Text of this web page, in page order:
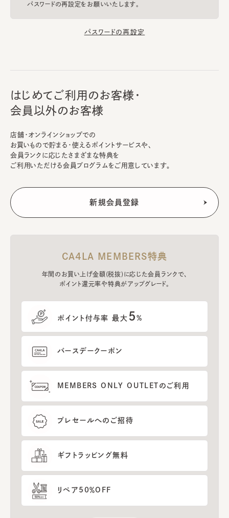
パスワードの再設定をお願いいたします。
パスワードの再設定
はじめてご利用のお客様・
会員以外のお客様
店舗・オンラインショップでの
お買いもので貯まる・使えるポイントサービスや、
会員ランクに応じたさまざまな特典を
ご利用いただける会員プログラムをご用意しています。
CA4LA MEMBERS特典
年間のお買い上げ金額(税抜)に応じた会員ランクで、
ポイント還元率や特典がアップグレード。
ポイント付与率 最大 5%
バースデークーポン
MEMBERS ONLY OUTLETのご利用
プレセールへのご招待
ギフトラッピング無料
リペア50％OFF